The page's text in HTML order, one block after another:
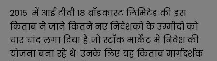
2015 में आई टीवी 18 ब्रॉडकास्ट लिमिटेड की इस
किताब ने जाने कितने नए निवेशकों के उम्मीदों को
चार चांद लगा दिया है जो स्टॉक मार्केट में निवेश की
योजना बना रहे थे। उनके लिए यह किताब मार्गदर्शक